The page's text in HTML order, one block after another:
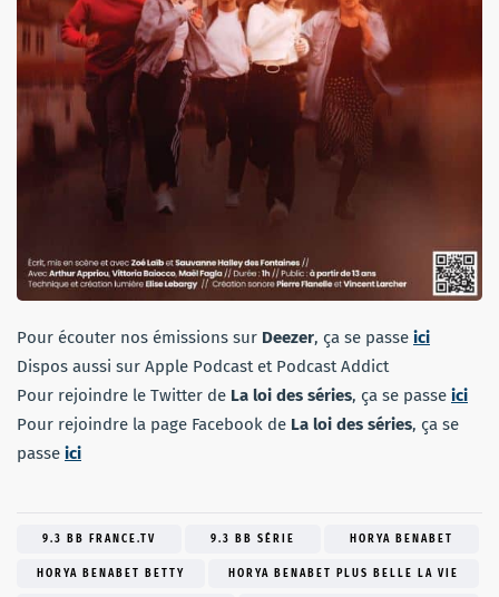
Pour écouter nos émissions sur Deezer, ça se passe ici
Dispos aussi sur Apple Podcast et Podcast Addict
Pour rejoindre le Twitter de La loi des séries, ça se passe ici
Pour rejoindre la page Facebook de La loi des séries, ça se
passe ici
9.3 BB FRANCE.TV 9.3 BB SÉRIE HORYA BENABET
HORYA BENABET BETTY HORYA BENABET PLUS BELLE LA VIE